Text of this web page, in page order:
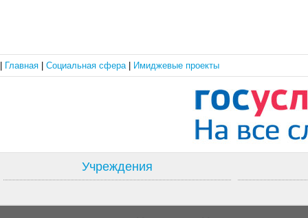
Главная Социальная сфера Имиджевые проекты
Учреждения